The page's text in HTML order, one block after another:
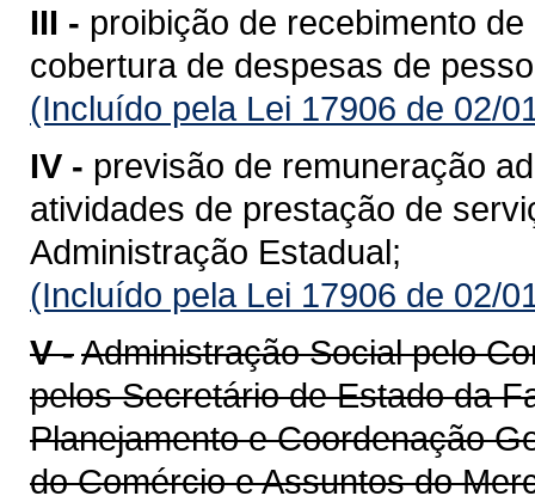
III - proibição de recebimento
cobertura de despesas de
(Incluído pela Lei 17906 de 02/
IV - previsão de remuneração
atividades de prestação de
Administração Estadual;
(Incluído pela Lei 17906 de 02/
V -Administração Social pelo
pelos Secretário de Estado da
Planejamento e Coordenação
do Comércio e Assuntos do